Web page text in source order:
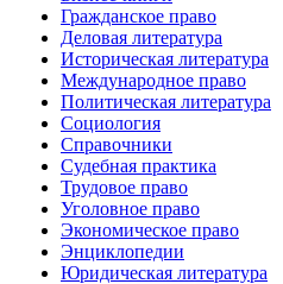
Гражданское право
Деловая литература
Историческая литература
Международное право
Политическая литература
Социология
Справочники
Судебная практика
Трудовое право
Уголовное право
Экономическое право
Энциклопедии
Юридическая литература